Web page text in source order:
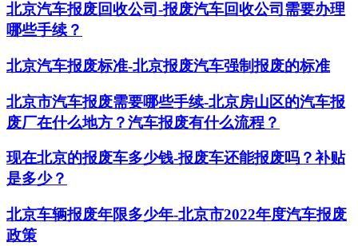
北京汽车报废回收公司-报废汽车回收公司需要办理
哪些手续？
北京汽车报废标准-北京报废汽车强制报废的标准
北京市汽车报废需要哪些手续-北京房山区的汽车报
废厂在什么地方？汽车报废有什么流程？
现在北京的报废车多少钱-报废车还能报废吗？补贴
是多少？
北京车辆报废年限多少年-北京市2022年度汽车报废
政策